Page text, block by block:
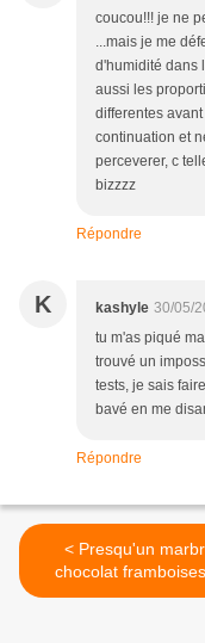
coucou!!! je ne
...mais je me
d'humidité dans
aussi les
differentes
continuation et
perceverer, c
bizzzz
Répondre
K kashyle 30/05/
tu m'as piqué
trouvé un
tests, je sais
bavé en me
Répondre
< Presqu'un marbré
chocolat framboises